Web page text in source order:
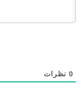
0 نظرات